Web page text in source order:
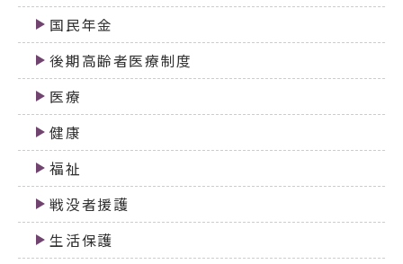
国民年金
後期高齢者医療制度
医療
健康
福祉
戦没者援護
生活保護